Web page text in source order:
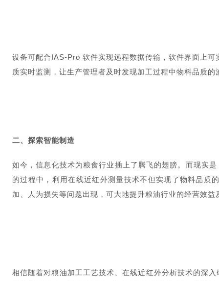
设备可配合IAS-Pro 软件实现远程数据传输，软件界面上
质实时监测，让生产管理者及时发现加工过程中物料品质
二、 探索智能制造
如今，信息化技术为粮食行业插上了腾飞的翅膀。而现实
的过程中，利用在线近红外测量技术不但实现了物料品质
加、人为损失等问题出现，可大地提升粮油行业的经营效益
相信随着对粮油加工工艺技术、在线近红外分析技术的深